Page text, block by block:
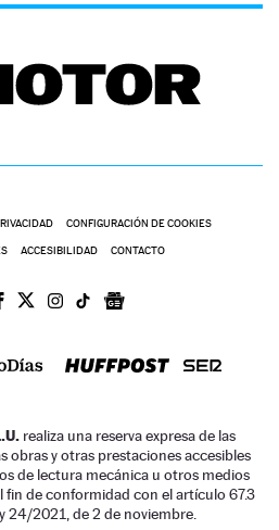
CONFIGURACIÓN DE COOKIES
ACCESIBILIDAD CONTACTO
realiza una reserva expresa de las
obras y otras prestaciones accesibles
de lectura mecánica u otros medios
fin de conformidad con el artículo 67.3
24/2021, de 2 de noviembre.